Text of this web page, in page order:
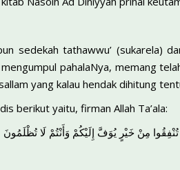
sedekah tathawwu’ (sukarela)
pahalaNya, memang
sallam yang kalau hendak dihitung
berikut yaitu, firman Allah Ta’ala:
تُنْفِقُوا مِنْ خَيْرٍ يُوَفَّ إِلَيْكُمْ وَأَنْتُمْ لَا تُظْلَمُونَ